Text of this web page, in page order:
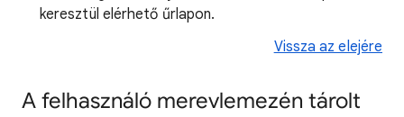
keresztül elérhető űrlapon.
Vissza az elejére
A felhasználó merevlemezén tárolt